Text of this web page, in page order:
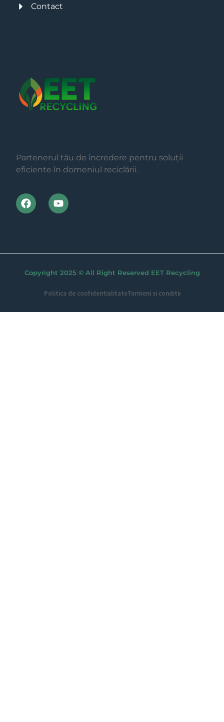
Partenerul tău de încredere pentru soluții
eficiente în domeniul reciclării.
Contact
Copyright 2025 © All Right Reserved EET Recycling
Politica de confidentialitateTermeni si conditii